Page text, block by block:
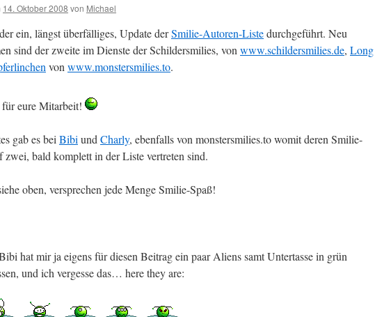
14. Oktober 2008 von Michael
ein, längst überfälliges, Update derSmilie-Autoren-Listedurchgeführt. Neu
sind der zweite im Dienste der Schildersmilies, von www.schildersmilies.de, Long
von www.monstersmilies.to.
eure Mitarbeit!
gab es bei Bibi und Charly, ebenfalls von monstersmilies.to womit deren Smilie-
zwei, bald komplett in der Liste vertreten sind.
oben, versprechen jede Menge Smilie-Spaß!
hat mir ja eigens für diesen Beitrag ein paar Aliens samt Untertasse in grün
und ich vergesse das… here they are: